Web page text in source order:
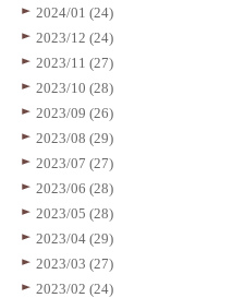
2024/01 (24)
2023/12 (24)
2023/11 (27)
2023/10 (28)
2023/09 (26)
2023/08 (29)
2023/07 (27)
2023/06 (28)
2023/05 (28)
2023/04 (29)
2023/03 (27)
2023/02 (24)